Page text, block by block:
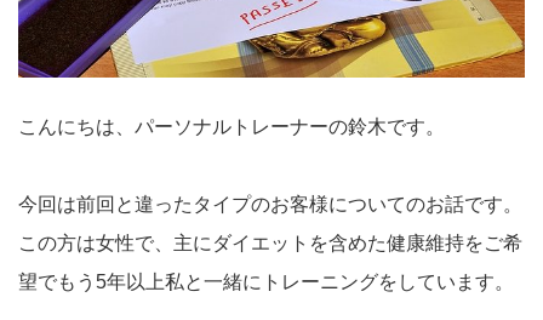
こんにちは、パーソナルトレーナーの鈴木です。
今回は前回と違ったタイプのお客様についてのお話です。
この方は女性で、主にダイエットを含めた健康維持をご希
望でもう5年以上私と一緒にトレーニングをしています。